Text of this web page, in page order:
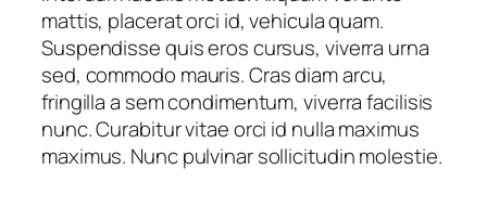
mattis, placerat orci id, vehicula quam.
Suspendisse quis eros cursus, viverra urna
sed, commodo mauris. Cras diam arcu,
fringilla a sem condimentum, viverra facilisis
nunc. Curabitur vitae orci id nulla maximus
maximus. Nunc pulvinar sollicitudin molestie.